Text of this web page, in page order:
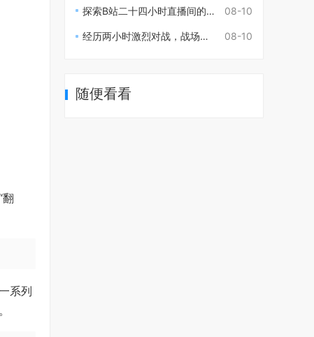
系列
08-10
探索B站二十四小时直播间的无限魅力与精彩时刻
08-10
经历两小时激烈对战，战场瞬息万变究竟谁胜谁负
随便看看